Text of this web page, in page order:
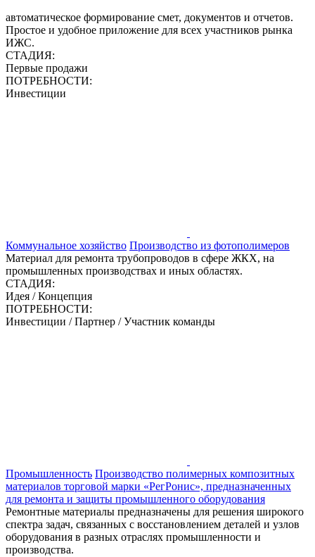
автоматическое формирование смет, документов и отчетов.
Простое и удобное приложение для всех участников рынка
ИЖС.
СТАДИЯ:
Первые продажи
ПОТРЕБНОСТИ:
Инвестиции
Коммунальное хозяйство Производство из фотополимеров
Материал для ремонта трубопроводов в сфере ЖКХ, на
промышленных производствах и иных областях.
СТАДИЯ:
Идея / Концепция
ПОТРЕБНОСТИ:
Инвестиции / Партнер / Участник команды
Промышленность Производство полимерных композитных
материалов торговой марки «РегРонис», предназначенных
для ремонта и защиты промышленного оборудования
Ремонтные материалы предназначены для решения широкого
спектра задач, связанных с восстановлением деталей и узлов
оборудования в разных отраслях промышленности и
производства.